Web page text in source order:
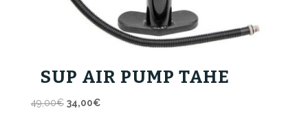
SUP AIR PUMP TAHE
49,00€ Il
34,00€Il